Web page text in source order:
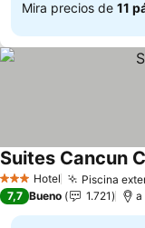
Mira precios de 11
3 Estrellas
Hotel Piscina
Suites Cancun
7,7 Bueno 1.721 a